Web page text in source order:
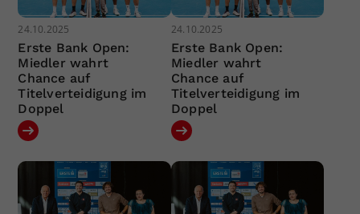
24.10.2025
Erste Bank Open:
Miedler wahrt
Chance auf
Titelverteidigung im
Doppel
24.10.2025
Erste Bank Open:
Miedler wahrt
Chance auf
Titelverteidigung im
Doppel